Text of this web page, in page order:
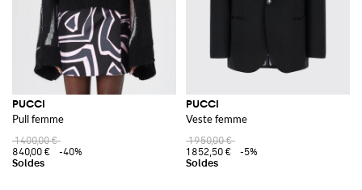
PUCCI
Pull femme
1 400,00 €
840,00 €
-40%
PUCCI
Veste femme
1 950,00 €
1 852,50 €
-5%